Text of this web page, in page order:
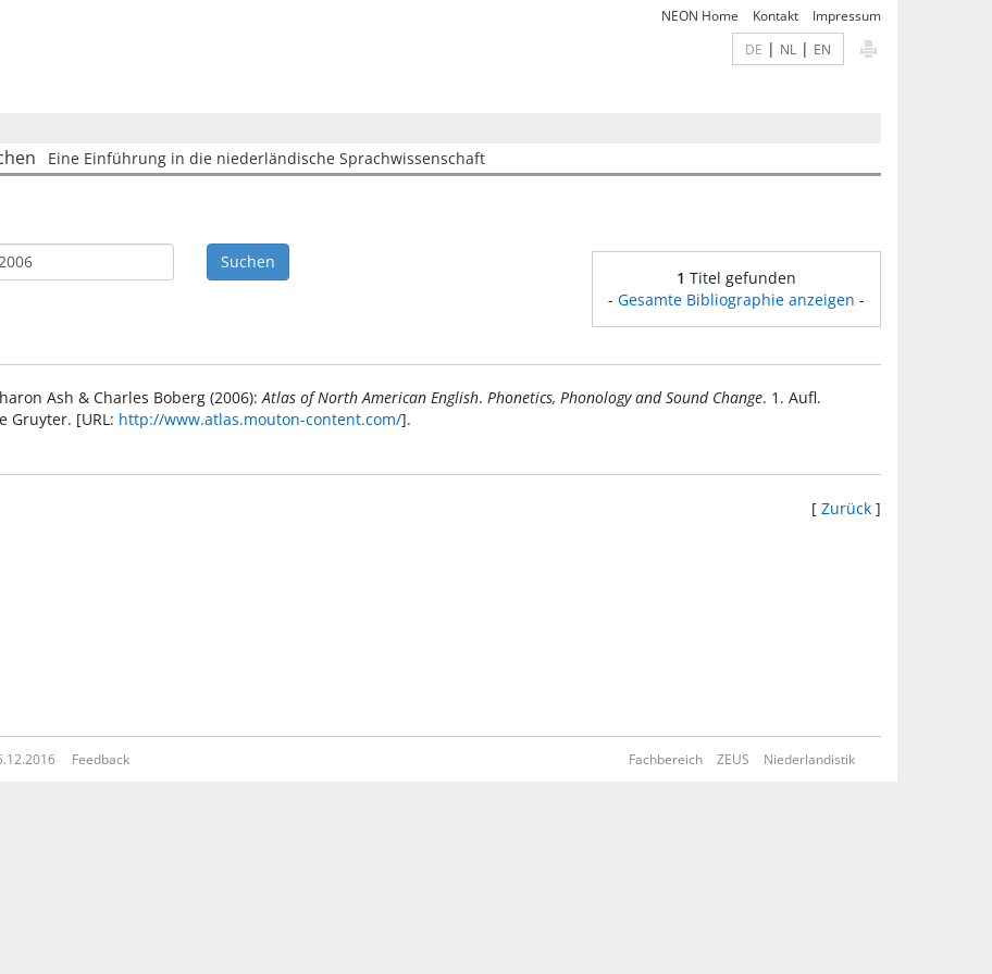
NEON Home Kontakt Impressum
DE | NL| EN
Eine Einführung in die niederländische Sprachwissenschaft
1 Titel gefunden
- Gesamte Bibliographie anzeigen -
Ash & Charles Boberg (2006): Atlas of North American English. Phonetics, Phonology and Sound Change. 1. Aufl.
Gruyter. [URL: http://www.atlas.mouton-content.com/].
[ Zurück ]
Feedback Fachbereich ZEUS Niederlandistik